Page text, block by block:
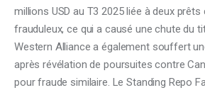
millions USD au T3 2025 liée à deux
frauduleux, ce qui a causé une chute du
Western Alliance a également souffert
après révélation de poursuites contre
pour fraude similaire. Le Standing Repo